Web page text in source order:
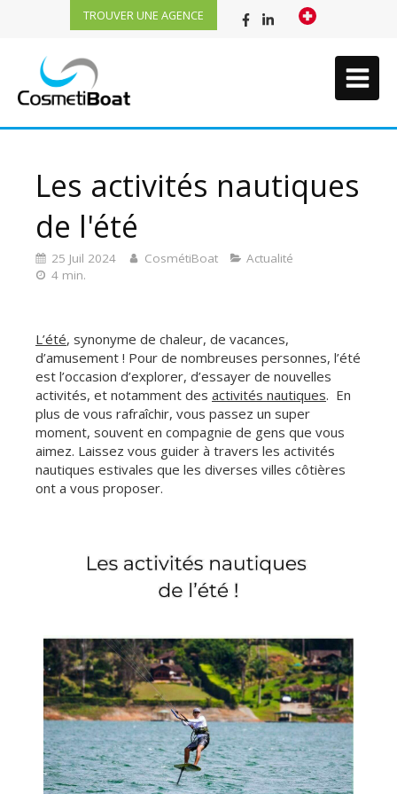
TROUVER UNE AGENCE
Les activités nautiques
de l'été
25 Juil 2024 CosmétiBoat
Actualité
4 min.
L’été, synonyme de chaleur, de vacances,
d’amusement ! Pour de nombreuses personnes, l’été
est l’occasion d’explorer, d’essayer de nouvelles
activités, et notamment des activités nautiques. En
plus de vous rafraîchir, vous passez un super
moment, souvent en compagnie de gens que vous
aimez. Laissez vous guider à travers les activités
nautiques estivales que les diverses villes côtières
ont a vous proposer.